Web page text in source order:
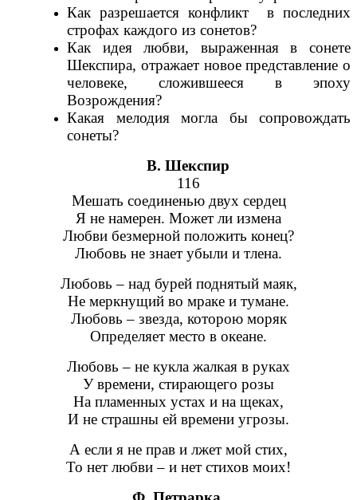
Как разрешается конфликт в последних
строфах каждого из сонетов?
Как идея любви, выраженная в сонете
Шекспира, отражает новое представление о
человеке, сложившееся в эпоху
Возрождения?
Какая мелодия могла бы сопровождать
сонеты?
В. Шекспир
116
Мешать соединенью двух сердец
Я не намерен. Может ли измена
Любви безмерной положить конец?
Любовь не знает убыли и тлена.
Любовь – над бурей поднятый маяк,
Не меркнущий во мраке и тумане.
Любовь – звезда, которою моряк
Определяет место в океане.
Любовь – не кукла жалкая в руках
У времени, стирающего розы
На пламенных устах и на щеках,
И не страшны ей времени угрозы.
А если я не прав и лжет мой стих,
То нет любви – и нет стихов моих!